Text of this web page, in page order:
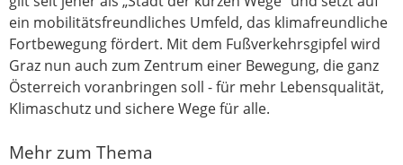
ein mobilitätsfreundliches Umfeld, das klimafreundliche
Fortbewegung fördert. Mit dem Fußverkehrsgipfel wird
Graz nun auch zum Zentrum einer Bewegung, die ganz
Österreich voranbringen soll - für mehr Lebensqualität,
Klimaschutz und sichere Wege für alle.
Mehr zum Thema